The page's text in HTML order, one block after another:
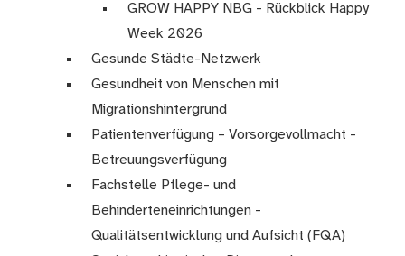
GROW HAPPY NBG - Rückblick Happy
Week 2026
Gesunde Städte-Netzwerk
Gesundheit von Menschen mit
Migrationshintergrund
Patientenverfügung – Vorsorgevollmacht -
Betreuungsverfügung
Fachstelle Pflege- und
Behinderteneinrichtungen -
Qualitätsentwicklung und Aufsicht (FQA)